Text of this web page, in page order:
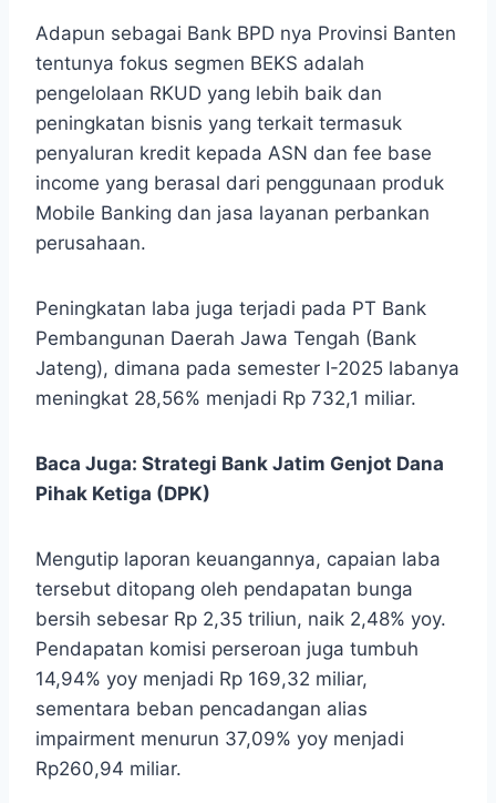
Adapun sebagai Bank BPD nya Provinsi Banten
tentunya fokus segmen BEKS adalah
pengelolaan RKUD yang lebih baik dan
peningkatan bisnis yang terkait termasuk
penyaluran kredit kepada ASN dan fee base
income yang berasal dari penggunaan produk
Mobile Banking dan jasa layanan perbankan
perusahaan.
Peningkatan laba juga terjadi pada PT Bank
Pembangunan Daerah Jawa Tengah (Bank
Jateng), dimana pada semester I-2025 labanya
meningkat 28,56% menjadi Rp 732,1 miliar.
Baca Juga: Strategi Bank Jatim Genjot Dana
Pihak Ketiga (DPK)
Mengutip laporan keuangannya, capaian laba
tersebut ditopang oleh pendapatan bunga
bersih sebesar Rp 2,35 triliun, naik 2,48% yoy.
Pendapatan komisi perseroan juga tumbuh
14,94% yoy menjadi Rp 169,32 miliar,
sementara beban pencadangan alias
impairment menurun 37,09% yoy menjadi
Rp260,94 miliar.